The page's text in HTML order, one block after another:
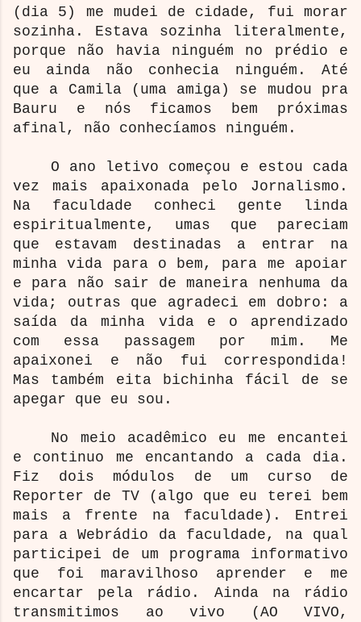
(dia 5) me mudei de cidade, fui morar
sozinha. Estava sozinha literalmente,
porque não havia ninguém no prédio e
eu ainda não conhecia ninguém. Até
que a Camila (uma amiga) se mudou pra
Bauru e nós ficamos bem próximas
afinal, não conhecíamos ninguém.
O ano letivo começou e estou cada
vez mais apaixonada pelo Jornalismo.
Na faculdade conheci gente linda
espiritualmente, umas que pareciam
que estavam destinadas a entrar na
minha vida para o bem, para me apoiar
e para não sair de maneira nenhuma da
vida; outras que agradeci em dobro: a
saída da minha vida e o aprendizado
com essa passagem por mim. Me
apaixonei e não fui correspondida!
Mas também eita bichinha fácil de se
apegar que eu sou.
No meio acadêmico eu me encantei
e continuo me encantando a cada dia.
Fiz dois módulos de um curso de
Reporter de TV (algo que eu terei bem
mais a frente na faculdade). Entrei
para a Webrádio da faculdade, na qual
participei de um programa informativo
que foi maravilhoso aprender e me
encartar pela rádio. Ainda na rádio
transmitimos ao vivo (AO VIVO,